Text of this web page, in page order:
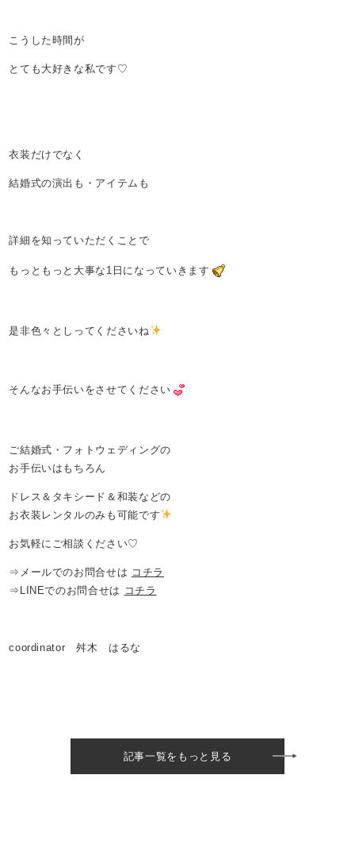
こうした時間が
とても大好きな私です♡
衣装だけでなく
結婚式の演出も・アイテムも
詳細を知っていただくことで
もっともっと大事な1日になっていきます
是非色々としってくださいね
そんなお手伝いをさせてください
ご結婚式・フォトウェディングの
お手伝いはもちろん
ドレス＆タキシード＆和装などの
お衣装レンタルのみも可能です
お気軽にご相談ください♡
⇒メールでのお問合せは コチラ
⇒LINEでのお問合せは コチラ
coordinator 舛木 はるな
記事一覧をもっと見る